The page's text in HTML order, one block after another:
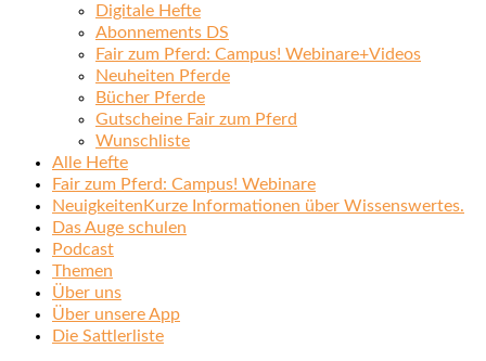
Digitale Hefte
Abonnements DS
Fair zum Pferd: Campus! Webinare+Videos
Neuheiten Pferde
Bücher Pferde
Gutscheine Fair zum Pferd
Wunschliste
Alle Hefte
Fair zum Pferd: Campus! Webinare
Neuigkeiten Kurze Informationen über Wissenswertes.
Das Auge schulen
Podcast
Themen
Über uns
Über unsere App
Die Sattlerliste